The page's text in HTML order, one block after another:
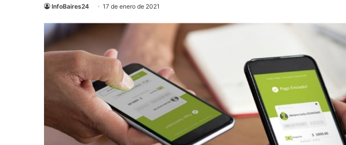
InfoBaires24 17 de enero de 2021